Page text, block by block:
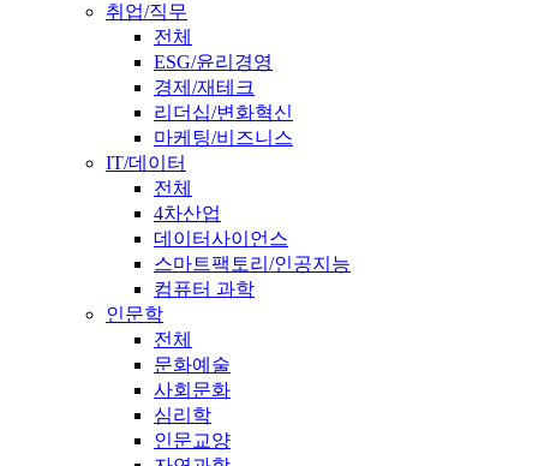
취업/직무
전체
ESG/윤리경영
경제/재테크
리더십/변화혁신
마케팅/비즈니스
IT/데이터
전체
4차산업
데이터사이언스
스마트팩토리/인공지능
컴퓨터 과학
인문학
전체
문화예술
사회문화
심리학
인문교양